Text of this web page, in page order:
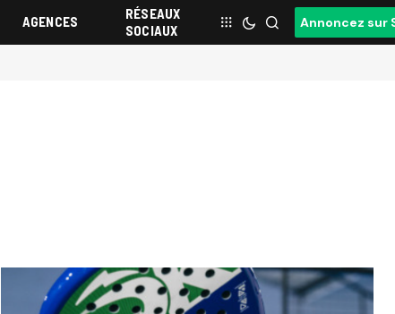
AGENCES
RÉSEAUX
SOCIAUX
Annoncez sur